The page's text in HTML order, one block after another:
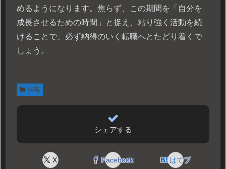
めるようになります。焦らず、この期間を「自分を
成長させるための時間」と捉え、粘り強く活動を続
けることで、必ず納得のいく転職へとたどり着くで
しょう。
転職
シェアする
X Facebook はてブ